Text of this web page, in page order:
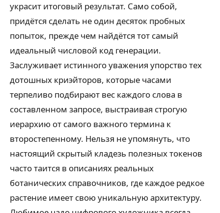
украсит итоговый результат. Само собой,
придётся сделать не один десяток пробных
попыток, прежде чем найдётся тот самый
идеальный числовой код генерации.
Заслуживает истинного уважения упорство тех
дотошных криэйторов, которые часами
терпеливо подбирают вес каждого слова в
составленном запросе, выстраивая строгую
иерархию от самого важного термина к
второстепенному. Нельзя не упомянуть, что
настоящий скрытый кладезь полезных токенов
часто таится в описаниях реальных
ботанических справочников, где каждое редкое
растение имеет свою уникальную архитектуру.